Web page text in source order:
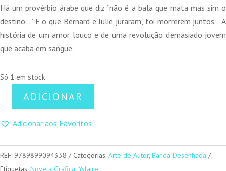
Há um provérbio árabe que diz “não é a bala que mata mas sim o
destino…” E o que Bernard e Julie juraram, foi morrerem juntos… A
história de um amor louco e de uma revolução demasiado jovem
que acaba em sangue.
Só 1 em stock
Quantidade
Sambre
III-
IV
ADICIONAR
Adicionar aos Favoritos
REF: 9789899094338 Categorias: Arte de Autor, Banda Desenhada
Etiquetas: Novela Gráfica, Yslaire